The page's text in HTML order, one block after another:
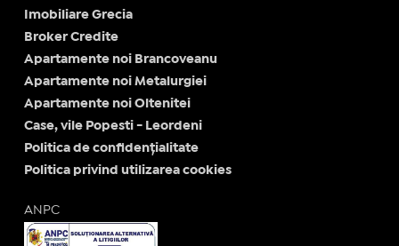
Imobiliare Grecia
Broker Credite
Apartamente noi Brancoveanu
Apartamente noi Metalurgiei
Apartamente noi Oltenitei
Case, vile Popesti - Leordeni
Politica de confidențialitate
Politica privind utilizarea cookies
ANPC